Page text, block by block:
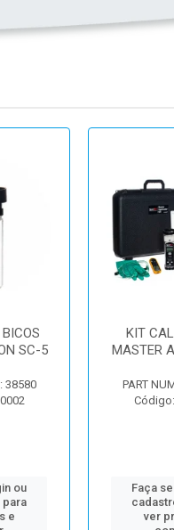
SC-5
38580
ou
e
KIT
MASTER
PART
Faça
ver